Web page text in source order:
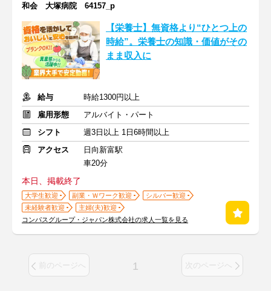
和会 大塚病院 64157_p
【栄養士】無資格より“ひとつ上の
時給”。栄養士の知識・価値がその
まま収入に
給与
時給1300円以上
雇用形態
アルバイト・パート
シフト
週3日以上 1日6時間以上
アクセス
日向新富駅
車20分
本日、掲載終了
大学生歓迎 副業・Ｗワーク歓迎
シルバー歓迎
未経験者歓迎
主婦(夫)歓迎
コンパスグループ・ジャパン株式会社の求人一覧を見る
前のページへ 1 次のページへ